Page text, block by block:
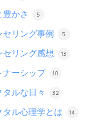
豊かさ 5
セリング事例 5
セリング感想 13
ナーシップ 10
タルな日々 32
タル心理学とは 14